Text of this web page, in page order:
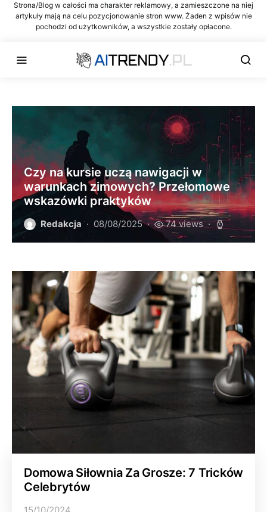
Strona/Blog w całości ma charakter reklamowy, a zamieszczone na niej
artykuły mają na celu pozycjonowanie stron www. Żaden z wpisów nie
pochodzi od użytkowników, a wszystkie zostały opłacone.
Czy na kursie uczą nawigacji w
warunkach zimowych? Przełomowe
wskazówki praktyków
Redakcja 08/08/2025 74 views
Domowa Siłownia Za Grosze: 7 Tricków
Celebrytów